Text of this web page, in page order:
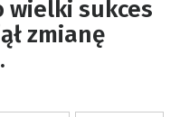
wielki sukces
zmianę